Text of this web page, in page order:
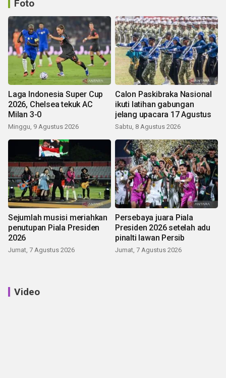
Foto
Laga Indonesia Super Cup
2026, Chelsea tekuk AC
Milan 3-0
Minggu, 9 Agustus 2026
Calon Paskibraka Nasional
ikuti latihan gabungan
jelang upacara 17 Agustus
Sabtu, 8 Agustus 2026
Sejumlah musisi meriahkan
penutupan Piala Presiden
2026
Jumat, 7 Agustus 2026
Persebaya juara Piala
Presiden 2026 setelah adu
pinalti lawan Persib
Jumat, 7 Agustus 2026
Video